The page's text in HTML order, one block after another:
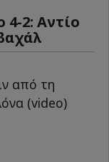
2: Αντίο